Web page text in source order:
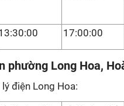
17:00:00
phường Long Hoa,
điện Long Hoa: